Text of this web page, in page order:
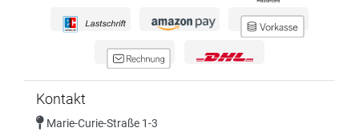
Kontakt
Marie-Curie-Straße 1-3